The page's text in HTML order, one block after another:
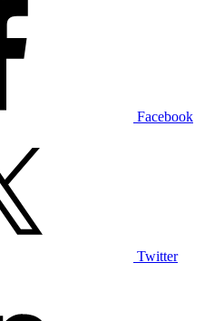
Facebook
Twitter